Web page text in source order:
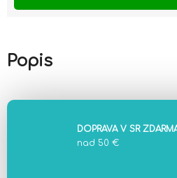
Popis
DOPRAVA V SR
nad 50 €